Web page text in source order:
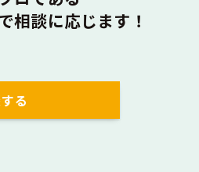
相談に応じます！
る